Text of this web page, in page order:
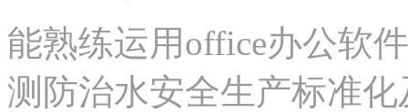
能熟练运用office办公软
测防治水安全生产标准